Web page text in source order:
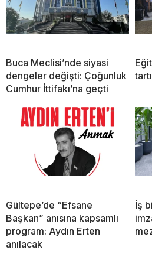
Buca Meclisi’nde siyasi
dengeler değişti: Çoğunluk
Cumhur İttifakı’na geçti
Gültepe’de “Efsane
Başkan” anısına kapsamlı
program: Aydın Erten
anılacak
İş